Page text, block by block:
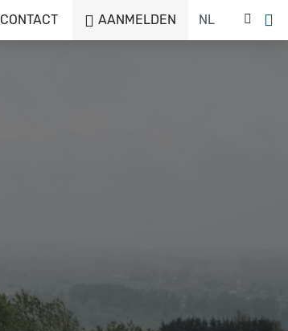
CONTACT AANMELDEN